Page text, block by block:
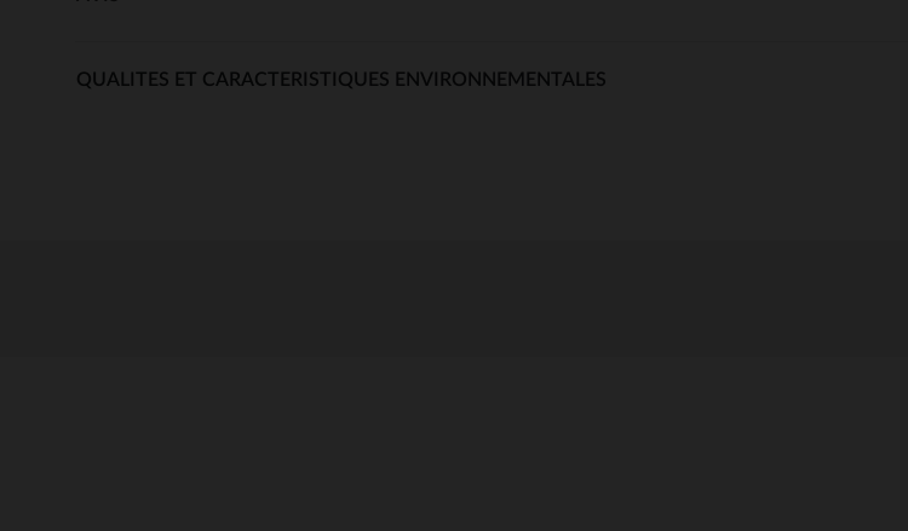
QUALITES ET CARACTERISTIQUES ENVIRONNEMENTALES